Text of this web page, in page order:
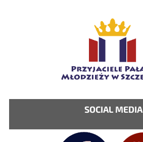
SOCIAL MEDIA